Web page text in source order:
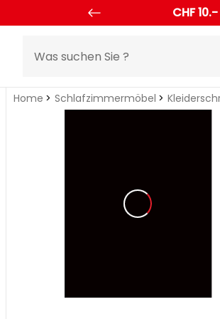
CHF
Home Schlafzimmermöbel